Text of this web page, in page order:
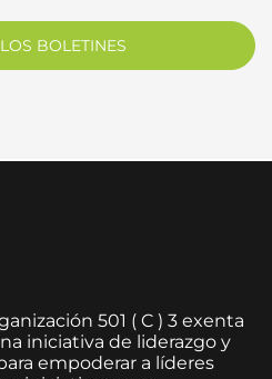
BOLETINES
501 ( C ) 3 exenta
iniciativa de liderazgo y
empoderar a líderes